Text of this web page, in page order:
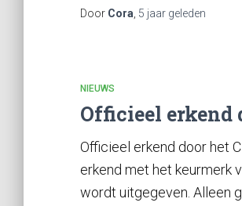
Door Cora 5 jaar geleden
NIEUWS
Officieel erkend
Officieel erkend door het
erkend met het keurmerk
wordt uitgegeven. Alleen